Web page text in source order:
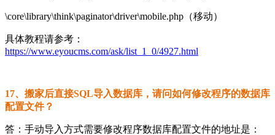
\core\library\think\paginator\driver\mobile.php（移动）
具体教程请参考：
https://www.eyoucms.com/ask/list_1_0/4927.html
17、搬家后直接SQL导入数据库，请问如何修改程序的数据库
配置文件？
答：手动导入方式需要修改程序数据库配置文件的地址是：